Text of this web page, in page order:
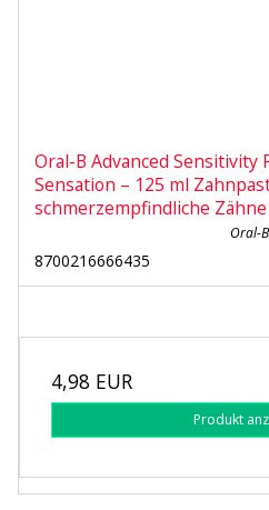
Oral-B Advanced Sensitivity
Sensation – 125 ml
schmerzempfindliche Zähne
Oral-B
8700216666435
4,98 EUR
Produkt